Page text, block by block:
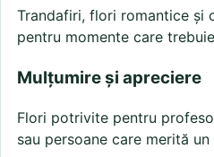
Trandafiri, flori romantice și
pentru momente care
Mulțumire și apreciere
Flori potrivite pentru
sau persoane care merită